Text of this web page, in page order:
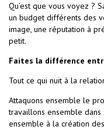
Qu’est que vous voyez ?
un budget différents des
image, une réputation à
petit.
Faites la différence
Tout ce qui nuit à la
Attaquons ensemble le
travaillons ensemble
ensemble à la création